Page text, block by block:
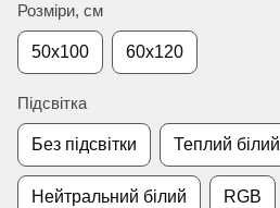
Розміри, см
50х100 60х120
Підсвітка
Без підсвітки Теплий білий
Нейтральний білий RGB